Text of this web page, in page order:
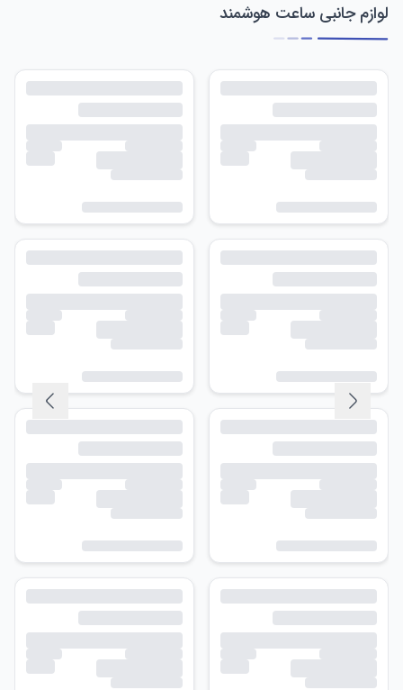
لوازم جانبی ساعت هوشمند